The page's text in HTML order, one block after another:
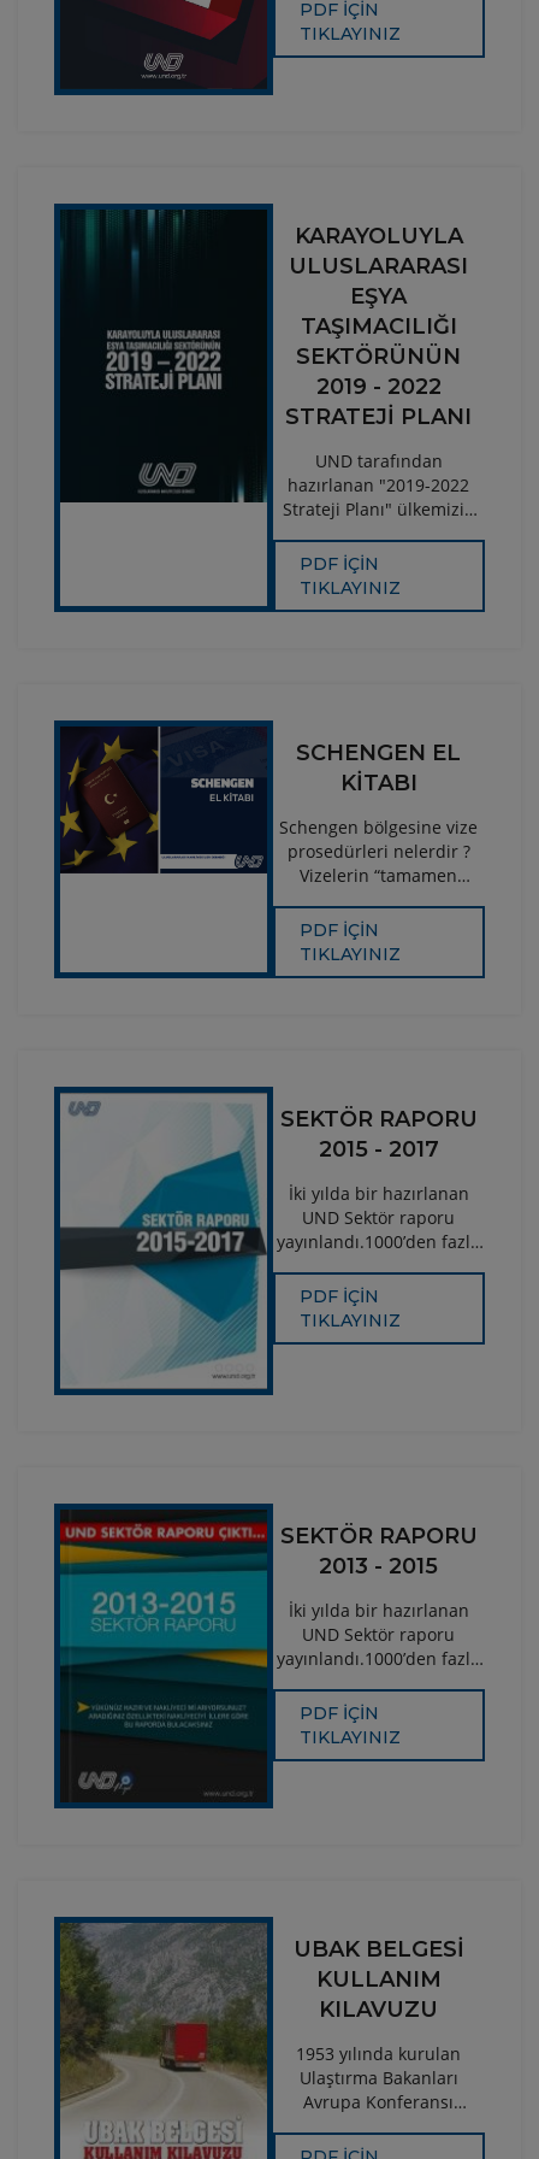
aşağıdaki link üzerinden
ve dijital ortamda
ulaşılabilirsiniz.
sayılarının, taşıma
kapasitelerinin,
PDF İÇİN
TIKLAYINIZ
KARAYOLUYLA
ULUSLARARASI
EŞYA
TAŞIMACILIĞI
SEKTÖRÜNÜN
2019 - 2022
STRATEJİ PLANI
UND tarafından
hazırlanan "2019-2022
Strateji Planı" ülkemizin
arttıracak, 2023 yılı
hedeflerine erişilmesini
hızlandıracak, ülkemizin
PDF İÇİN
TIKLAYINIZ
SCHENGEN EL
KİTABI
Schengen bölgesine vize
prosedürleri nelerdir ?
Vizelerin “tamamen
yapılıyor.
PDF İÇİN
TIKLAYINIZ
SEKTÖR RAPORU
2015 - 2017
İki yılda bir hazırlanan
UND Sektör raporu
yayınlandı.1000’den fazla
bilgilerinin, araç
sayılarının, taşıma
kapasitelerinin,
PDF İÇİN
TIKLAYINIZ
SEKTÖR RAPORU
2013 - 2015
İki yılda bir hazırlanan
UND Sektör raporu
yayınlandı.1000’den fazla
bilgilerinin, araç
sayılarının, taşıma
kapasitelerinin,
PDF İÇİN
TIKLAYINIZ
UBAK BELGESİ
KULLANIM
KILAVUZU
1953 yılında kurulan
Ulaştırma Bakanları
Avrupa Konferansı
yana karayolu ile yapılan